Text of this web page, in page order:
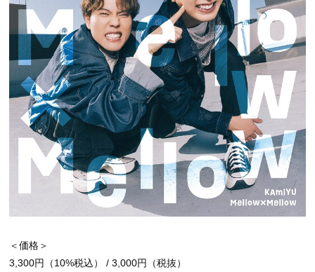
＜価格＞
3,300円（10%税込） / 3,000円（税抜）